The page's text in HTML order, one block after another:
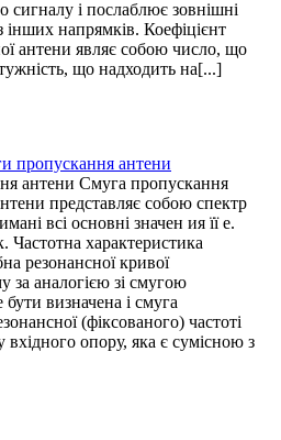
сигналу і послаблює зовнішні
напрямків. Коефіцієнт
антени являє собою число, що
що надходить на[...]
пропускання антени
антени Смуга пропускання
представляє собою спектр
всі основні значен ия її е.
Частотна характеристика
резонансної кривої
за аналогією зі смугою
визначена і смуга
(фіксованого) частоті
опору, яка є сумісною з